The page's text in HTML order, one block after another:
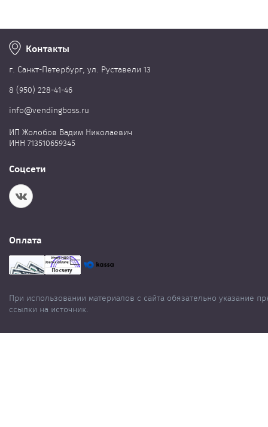
Контакты
г. Cанкт-Петербург, ул. Руставели 13
8 (950) 228-41-46
info@vendingboss.ru
ИП Жолобов Вадим Николаевич
ИНН 713510659345
Соцсети
Оплата
При использовании материалов с сайта обязательно указание
ссылки на источник.